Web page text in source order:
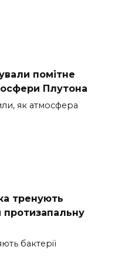
помітне
Плутона
як атмосфера
тренують
протизапальну
бактерії